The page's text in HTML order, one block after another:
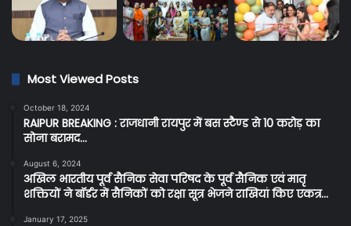
Most Viewed Posts
October 18, 2024
RAIPUR BREAKING : राजधानी रायपुर में बस स्टैण्ड से 10 करोड़ का
सोना बरामद…
August 6, 2024
अखिल भारतीय पूर्व सैनिक सेवा परिषद के पूर्व सैनिक एवं मातृ
शक्तियों ने बॉर्डर में सैनिकों को रक्षा सूत्र भेजने राखियां किए एकत्र…
January 17, 2025